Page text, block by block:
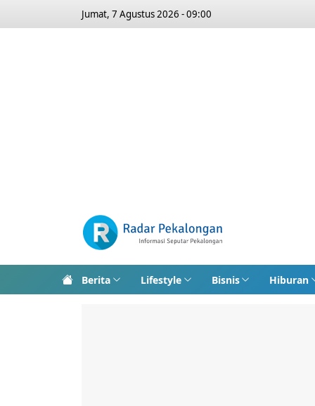
Jumat, 7 Agustus 2026 - 09:00
Berita Lifestyle Bisnis Hiburan